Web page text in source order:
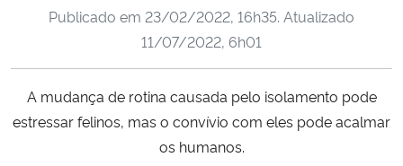
Ministério da Cidadania
Ministério de Minas e Energia
Ministério da Ciência, Tecnologia, Inovações e Comunicações
Publicado em 23/02/2022, 16h35. Atualizado
11/07/2022, 6h01
A mudança de rotina causada pelo isolamento pode
estressar felinos, mas o convívio com eles pode acalmar
os humanos.